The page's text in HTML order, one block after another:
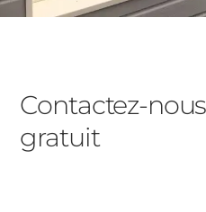
Contactez-
gratuit